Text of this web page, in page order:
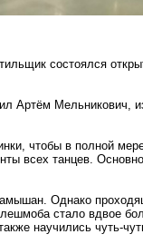
состоялся
Артём
чтобы в полной
всех танцев.
Однако
стало вдвое
научились чуть-